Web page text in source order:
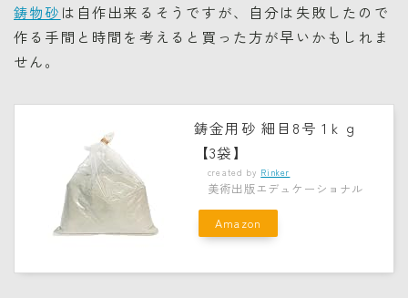
鋳物砂 は自作出来るそうですが、自分は失敗したので
作る手間と時間を考えると買った方が早いかもしれま
せん。
鋳金用砂 細目8号 1ｋｇ
【3袋】
created by Rinker
美術出版エデュケーショナル
Amazon